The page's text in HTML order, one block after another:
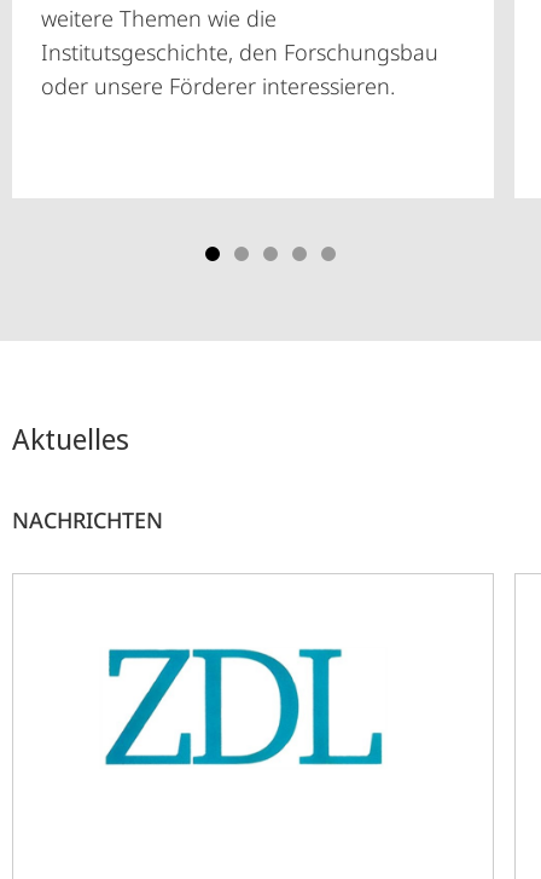
weitere Themen wie die
Institutsgeschichte, den Forschungsbau
oder unsere Förderer interessieren.
Aktuelles
NACHRICHTEN